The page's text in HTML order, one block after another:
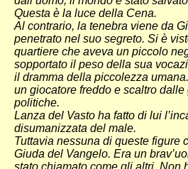
Questa è la luce della Cena.
Al contrario, la tenebra viene da
penetrato nel suo segreto. Si è
quartiere che aveva un piccolo
sopportato il peso della sua
il dramma della piccolezza
un giocatore freddo e scaltro
politiche.
Lanza del Vasto ha fatto di lui
disumanizzata del male.
Tuttavia nessuna di queste figure
Giuda del Vangelo. Era un